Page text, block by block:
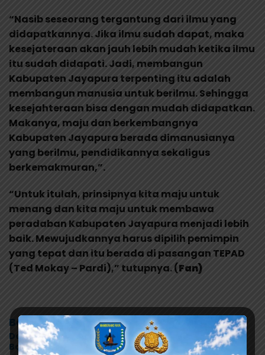
“Nasib seseorang tergantung dari ilmu yang
didapatkannya. Jika ilmu sudah dapat, maka
kesejateraan akan jauh lebih mudah ketika ilmu
itu sudah didapati. Jadi, membangun
Kabupaten Jayapura terpenting itu adalah
membangun manusia untuk berilmu. Sehingga
kesejahteraan bisa dengan mudah didapatkan.
Makanya, maju dan berkembangnya
Kabupaten Jayapura berada dimanusianya
yang berilmu, pendidikannya sekaligus
berkemakmuran,”.
“Untuk itulah, prinsipnya kita maju untuk
menang dan kita maju untuk membawa
peradaban Kabupaten Jayapura menjadi lebih
baik. Mewujudkannya harus dipilih pemimpin
yang tepat dan itu berada di pasangan TEPAD
(Ted Mokay – Pardi),” tutupnya. (Fan)
Berita Terkait
Desakan Papua Utara Menguat, Saireri–Tabi Minta
Baleg DPR RI Beri Kepastian